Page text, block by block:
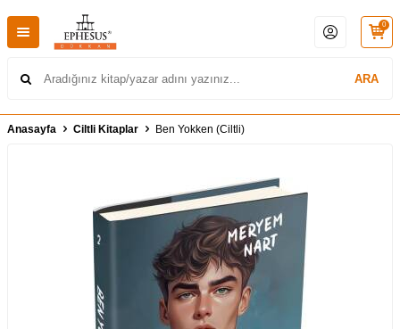
ARA
0
Anasayfa Ciltli Kitaplar Ben Yokken (Ciltli)